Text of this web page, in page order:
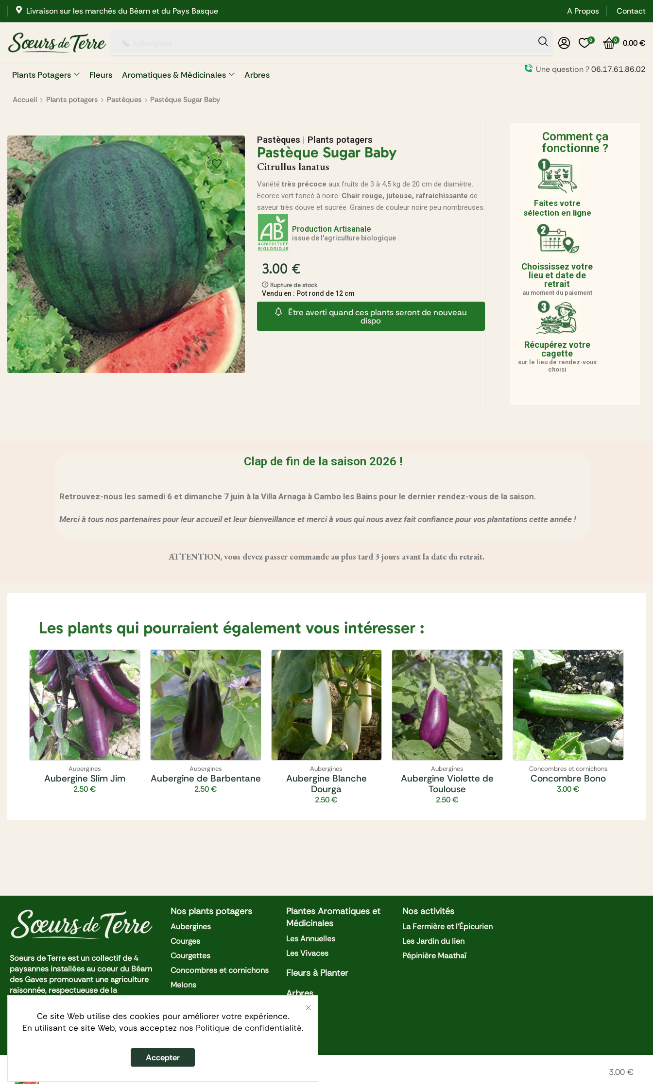
Livraison sur les marchés du Béarn et du Pays Basque A Propos Contact
0 0 0.00€
Plants Potagers Fleurs Aromatiques & Médicinales Arbres
Une question ?06.17.61.86.02
Accueil Plants potagers Pastèques Pastèque Sugar Baby
Pastèques | Plants potagers
Pastèque Sugar Baby
Citrullus lanatus
Variété très précoce aux fruits de 3 à 4,5 kg de 20 cm de diamètre.
Ecorce vert foncé à noire. Chair rouge, juteuse, rafraichissante de
saveur très douve et sucrée. Graines de couleur noire peu nombreuses.
Production Artisanale
issue de l'agriculture biologique
3.00 €
Rupture de stock
Vendu en : Pot rond de 12 cm
Être averti quand ces plants seront de nouveau
dispo
3.00€
Comment ça
fonctionne ?
Faites votre
sélection en ligne
Choississez votre
lieu et date de
retrait
au moment du paiement
Récupérez votre
cagette
sur le lieu de rendez-vous
choisi
Clap de fin de la saison 2026 !
Retrouvez-nous les samedi 6 et dimanche 7 juin à la Villa Arnaga à Cambo les Bains pour le dernier rendez-vous de la saison.
Merci à tous nos partenaires pour leur accueil et leur bienveillance et merci à vous qui nous avez fait confiance pour vos plantations cette année !
ATTENTION, vous devez passer commande au plus tard 3 jours avant la date du retrait.
Les plants qui pourraient également vous intéresser :
Aubergines
Aubergine Slim Jim
2.50€
Aubergines
Aubergine de Barbentane
2.50€
Aubergines
Aubergine Blanche
Dourga
2.50€
Aubergines
Aubergine Violette de
Toulouse
2.50€
Concombres et cornichons
Concombre Bono
3.00€
Ce site Web utilise des cookies pour améliorer votre expérience.
En utilisant ce site Web, vous acceptez nos Politique de confidentialité.
Accepter
Soeurs de Terre est un collectif de 4
paysannes installées au coeur du Béarn
des Gaves promouvant une agriculture
raisonnée, respectueuse de la
de coopération.
Nos plants potagers
Aubergines
Courges
Courgettes
Concombres et cornichons
Melons
Pastèques
Tomates Cerises
Plantes Aromatiques et
Médicinales
Les Annuelles
Les Vivaces
Fleurs à Planter
Arbres
Nos activités
La Fermière et l'Épicurien
Les Jardin du lien
Pépinière Maathaï